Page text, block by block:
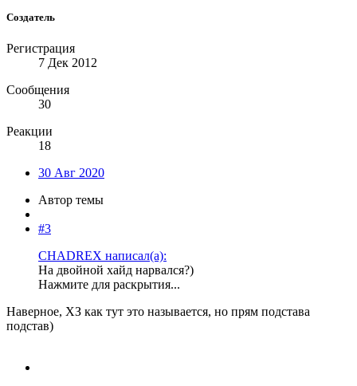
Создатель
Регистрация
7 Дек 2012
Сообщения
30
Реакции
18
30 Авг 2020
Автор темы
#3
CHADREX написал(а):
На двойной хайд нарвался?)
Нажмите для раскрытия...
Наверное, ХЗ как тут это называется, но прям подстава
подстав)